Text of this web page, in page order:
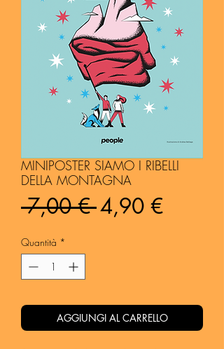
MINIPOSTER SIAMO I RIBELLI
DELLA MONTAGNA
7,00 € Prezzo
4,90 €Prezzo
Quantità *
AGGIUNGI AL CARRELLO